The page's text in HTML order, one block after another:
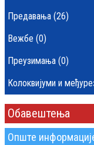
Опште
Предавања (26)
Вежбе (0)
Преузимања (0)
Колоквијуми и
Обавештења